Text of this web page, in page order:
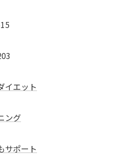
イエット
ング
サポート